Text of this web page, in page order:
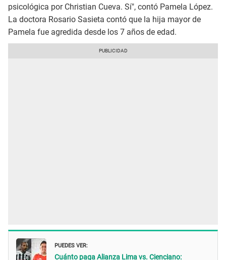
psicológica por Christian Cueva. Sí", contó Pamela López.
La doctora Rosario Sasieta contó que la hija mayor de
Pamela fue agredida desde los 7 años de edad.
PUEDES VER:
Cuánto paga Alianza Lima vs. Cienciano: